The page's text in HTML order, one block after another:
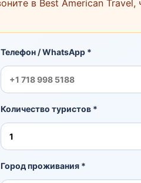
в Best American
Телефон / WhatsApp *
Количество туристов *
Город проживания *